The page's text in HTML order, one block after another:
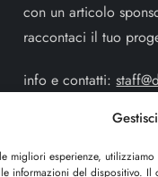
migliori esperienze,
informazioni del dispositivo. Il
con un articolo
raccontaci il tuo
info e contatti:
dojouomo.it è un
dojoblog.it di
sede legale in Via